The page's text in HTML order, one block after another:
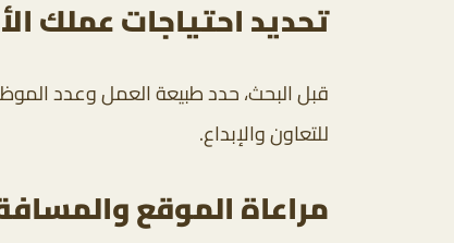
تحديد احتياجات عملك
قبل البحث، حدد طبيعة العمل وعدد
للتعاون والإبداع.
مراعاة الموقع